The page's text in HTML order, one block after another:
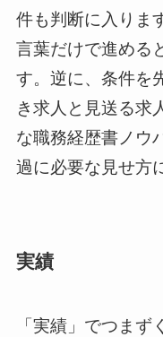
件も判断に入りま
言葉だけで進める
す。逆に、条件を
き求人と見送る求
な職務経歴書ノウ
過に必要な見せ方
実績
「実績」でつま